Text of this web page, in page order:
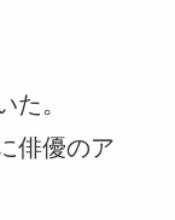
た。
俳優のア